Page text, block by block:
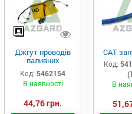
Джгут проводів
паливних
форсунок CAT
C7/C9 (546-2154)
Код: 5462154
В наявності
44,76 грн.
САТ
Код:
В